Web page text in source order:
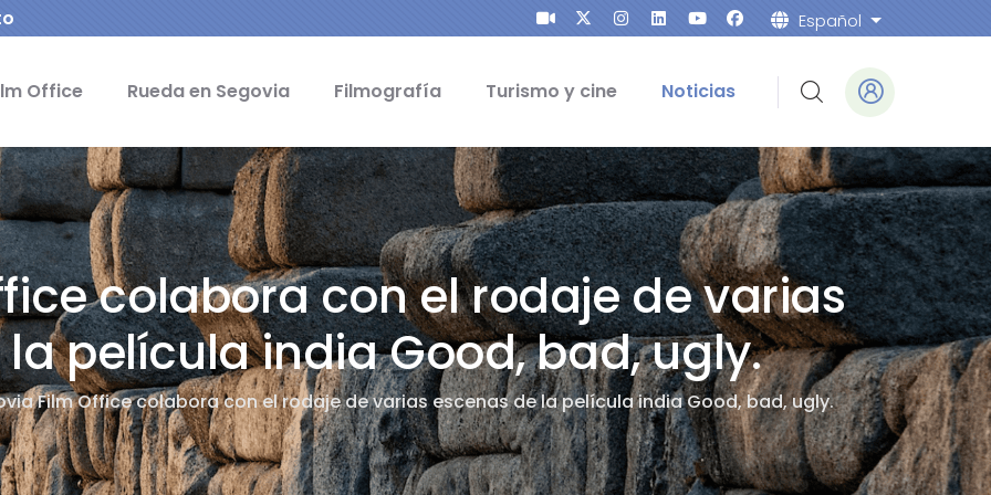
Español Lista
Office Rueda en Segovia Filmografía Turismo y cine Noticias
colabora con el rodaje de varias
película india Good, bad, ugly.
Film Office colabora con el rodaje de varias escenas de la película india Good, bad, ugly.